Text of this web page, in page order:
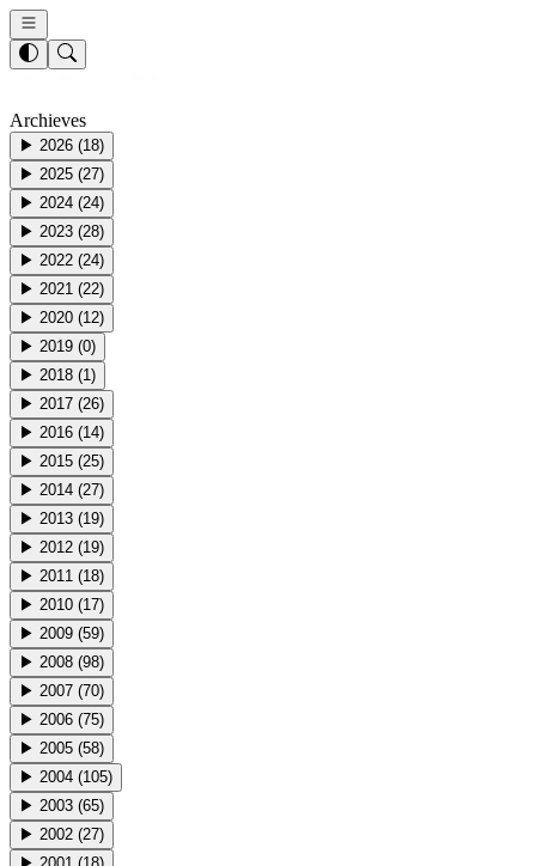
Archieves
▶ 2026 (18)
▶ 2025 (27)
▶ 2024 (24)
▶ 2023 (28)
▶ 2022 (24)
▶ 2021 (22)
▶ 2020 (12)
▶ 2019 (0)
▶ 2018 (1)
▶ 2017 (26)
▶ 2016 (14)
▶ 2015 (25)
▶ 2014 (27)
▶ 2013 (19)
▶ 2012 (19)
▶ 2011 (18)
▶ 2010 (17)
▶ 2009 (59)
▶ 2008 (98)
▶ 2007 (70)
▶ 2006 (75)
▶ 2005 (58)
▶ 2004 (105)
▶ 2003 (65)
▶ 2002 (27)